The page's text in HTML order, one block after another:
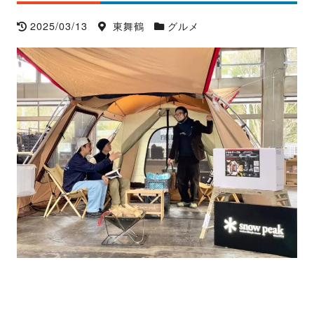
2025/03/13 東舞鶴 グルメ